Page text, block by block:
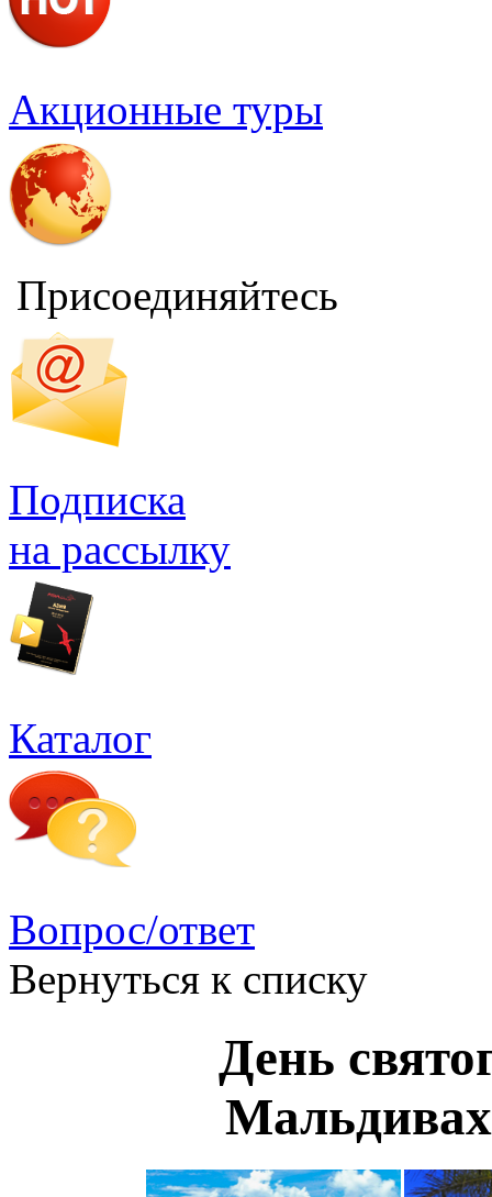
Акционные туры
Присоединяйтесь
Подписка
на рассылку
Каталог
Вопрос/ответ
Вернуться к списку
День